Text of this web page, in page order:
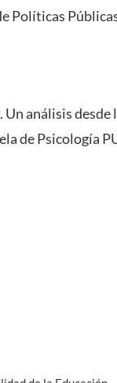
Políticas
análisis
de Psicología